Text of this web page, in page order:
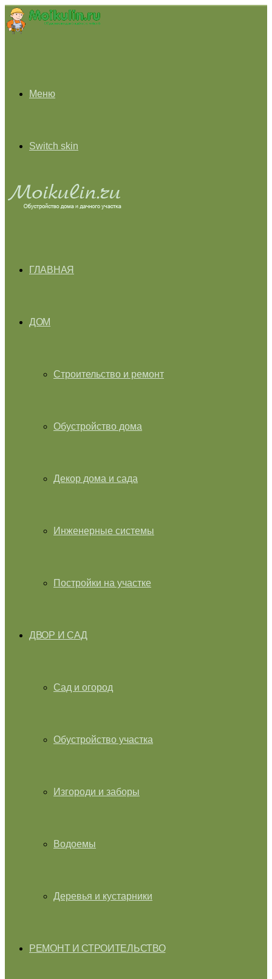
Меню
Switch skin
ГЛАВНАЯ
ДОМ
Строительство и ремонт
Обустройство дома
Декор дома и сада
Инженерные системы
Постройки на участке
ДВОР И САД
Сад и огород
Обустройство участка
Изгороди и заборы
Водоемы
Деревья и кустарники
РЕМОНТ И СТРОИТЕЛЬСТВО